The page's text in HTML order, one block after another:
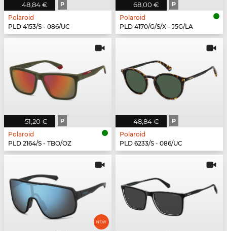
48,84 € P
Polaroid
PLD 4153/S - 086/UC
68,00 € P
Polaroid
PLD 4170/G/S/X - J5G/LA
51,20 € P
Polaroid
PLD 2164/S - TBO/OZ
48,84 € P
Polaroid
PLD 6233/S - 086/UC